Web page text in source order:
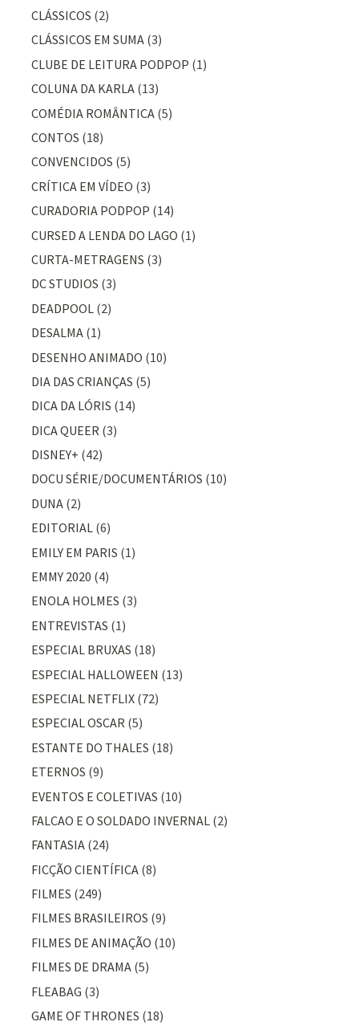
CLÁSSICOS (2)
CLÁSSICOS EM SUMA (3)
CLUBE DE LEITURA PODPOP (1)
COLUNA DA KARLA (13)
COMÉDIA ROMÂNTICA (5)
CONTOS (18)
CONVENCIDOS (5)
CRÍTICA EM VÍDEO (3)
CURADORIA PODPOP (14)
CURSED A LENDA DO LAGO (1)
CURTA-METRAGENS (3)
DC STUDIOS (3)
DEADPOOL (2)
DESALMA (1)
DESENHO ANIMADO (10)
DIA DAS CRIANÇAS (5)
DICA DA LÓRIS (14)
DICA QUEER (3)
DISNEY+ (42)
DOCU SÉRIE/DOCUMENTÁRIOS (10)
DUNA (2)
EDITORIAL (6)
EMILY EM PARIS (1)
EMMY 2020 (4)
ENOLA HOLMES (3)
ENTREVISTAS (1)
ESPECIAL BRUXAS (18)
ESPECIAL HALLOWEEN (13)
ESPECIAL NETFLIX (72)
ESPECIAL OSCAR (5)
ESTANTE DO THALES (18)
ETERNOS (9)
EVENTOS E COLETIVAS (10)
FALCAO E O SOLDADO INVERNAL (2)
FANTASIA (24)
FICÇÃO CIENTÍFICA (8)
FILMES (249)
FILMES BRASILEIROS (9)
FILMES DE ANIMAÇÃO (10)
FILMES DE DRAMA (5)
FLEABAG (3)
GAME OF THRONES (18)